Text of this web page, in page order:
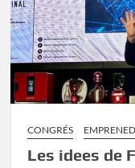
CONGRÉS
Les idees de